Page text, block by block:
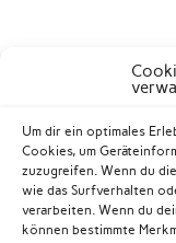
Um dir ein optimales
Cookies, um
zuzugreifen. Wenn du
wie das Surfverhalten
verarbeiten. Wenn du
können bestimmte